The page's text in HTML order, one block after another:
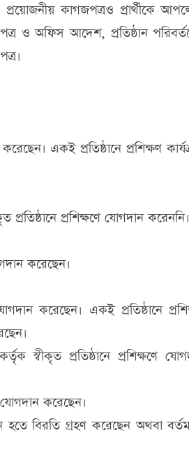
কাগজপত্রও প্রার্থীকে
ও অফিস আদেশ, প্রতিষ্ঠান
একই প্রতিষ্ঠানে প্রশিক্ষণ
প্রশিক্ষণে যোগদান করেননি।
করেছেন।
করেছেন। একই প্রতিষ্ঠানে
স্বীকৃত প্রতিষ্ঠানে প্রশিক্ষণে
করেছেন।
বিরতি গ্রহণ করেছেন অথবা